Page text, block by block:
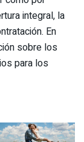
integral, la
En
sobre los
para los